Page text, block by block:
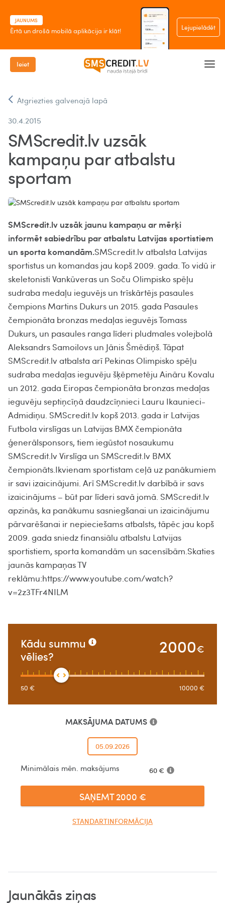
JAUNUMS
Ērtā un drošā mobilā aplikācija ir klāt! Lejupielādēt
Ieiet
Atgriezties galvenajā lapā
30.4.2015
SMScredit.lv uzsāk
kampaņu par atbalstu
sportam
SMScredit.lv uzsāk jaunu kampaņu ar mērķi
informēt sabiedrību par atbalstu Latvijas sportistiem
un sporta komandām.SMScredit.lv atbalsta Latvijas
sportistus un komandas jau kopš 2009. gada. To vidū ir
skeletonisti Vankūveras un Soču Olimpisko spēļu
sudraba medaļu ieguvējs un trīskārtējs pasaules
čempions Martins Dukurs un 2015. gada Pasaules
čempionāta bronzas medaļas ieguvējs Tomass
Dukurs, un pasaules ranga līderi pludmales volejbolā
Aleksandrs Samoilovs un Jānis Šmēdiņš. Tāpat
SMScredit.lv atbalsta arī Pekinas Olimpisko spēļu
sudraba medaļas ieguvēju šķēpmetēju Aināru Kovalu
un 2012. gada Eiropas čempionāta bronzas medaļas
ieguvēju septiņcīņā daudzcīņnieci Lauru Ikaunieci-
Admidiņu. SMScredit.lv kopš 2013. gada ir Latvijas
Futbola virslīgas un Latvijas BMX čempionāta
ģenerālsponsors, tiem iegūstot nosaukumu
SMScredit.lv Virslīga un SMScredit.lv BMX
čempionāts.Ikvienam sportistam ceļā uz panākumiem
ir savi izaicinājumi. Arī SMScredit.lv darbībā ir savs
izaicinājums – būt par līderi savā jomā. SMScredit.lv
apzinās, ka panākumu sasniegšanai un izaicinājumu
pārvarēšanai ir nepieciešams atbalsts, tāpēc jau kopš
2009. gada sniedz finansiālu atbalstu Latvijas
sportistiem, sporta komandām un sacensībām.Skaties
jaunās kampaņas TV
reklāmu:https://www.youtube.com/watch?
v=2z3TFr4NILM
Kādu summu
vēlies?
2000€
50 € 10000 €
MAKSĀJUMA DATUMS
05.09.2026
Minimālais mēn. maksājums 60€
SAŅEMT2000 €
STANDARTINFORMĀCIJA
Jaunākās ziņas